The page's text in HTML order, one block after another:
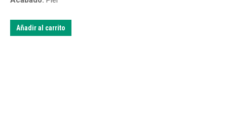
Añadir al carrito